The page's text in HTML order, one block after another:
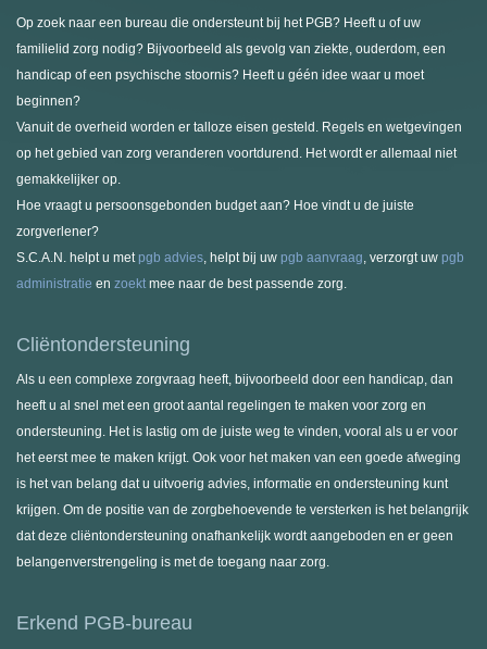
Op zoek naar een bureau die ondersteunt bij het PGB? Heeft u of uw
familielid zorg nodig? Bijvoorbeeld als gevolg van ziekte, ouderdom, een
handicap of een psychische stoornis? Heeft u géén idee waar u moet
beginnen?
Vanuit de overheid worden er talloze eisen gesteld. Regels en wetgevingen
op het gebied van zorg veranderen voortdurend. Het wordt er allemaal niet
gemakkelijker op.
Hoe vraagt u persoonsgebonden budget aan? Hoe vindt u de juiste
zorgverlener?
S.C.A.N. helpt u met pgb advies, helpt bij uw pgb aanvraag, verzorgt uw pgb
administratie en zoekt mee naar de best passende zorg.
Cliëntondersteuning
Als u een complexe zorgvraag heeft, bijvoorbeeld door een handicap, dan
heeft u al snel met een groot aantal regelingen te maken voor zorg en
ondersteuning. Het is lastig om de juiste weg te vinden, vooral als u er voor
het eerst mee te maken krijgt. Ook voor het maken van een goede afweging
is het van belang dat u uitvoerig advies, informatie en ondersteuning kunt
krijgen. Om de positie van de zorgbehoevende te versterken is het belangrijk
dat deze cliëntondersteuning onafhankelijk wordt aangeboden en er geen
belangenverstrengeling is met de toegang naar zorg.
Erkend PGB-bureau